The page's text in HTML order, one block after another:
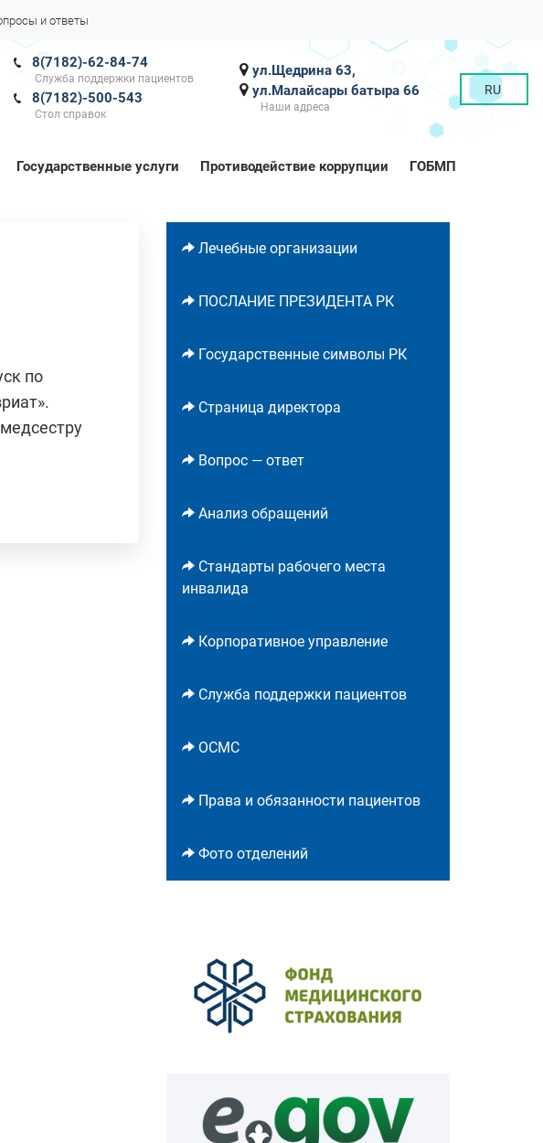
и ответы
RU
ул.Щедрина 63,
ул.Малайсары батыра 66
Наши адреса
8(7182)-62-84-74
Служба поддержки пациентов
8(7182)-500-543
Стол справок
Государственные услуги Противодействие коррупции ГОБМП
по
Лечебные организации
ПОСЛАНИЕ ПРЕЗИДЕНТА РК
Государственные символы РК
Страница директора
Вопрос — ответ
Анализ обращений
Стандарты рабочего места
инвалида
Корпоративное управление
Служба поддержки пациентов
ОСМС
Права и обязанности пациентов
Фото отделений